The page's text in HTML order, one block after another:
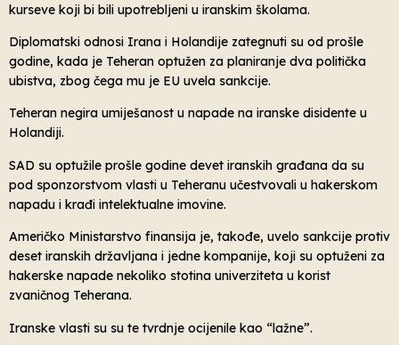
kurseve koji bi bili upotrebljeni u iranskim školama.
Diplomatski odnosi Irana i Holandije zategnuti su od prošle
godine, kada je Teheran optužen za planiranje dva politička
ubistva, zbog čega mu je EU uvela sankcije.
Teheran negira umiješanost u napade na iranske disidente u
Holandiji.
SAD su optužile prošle godine devet iranskih građana da su
pod sponzorstvom vlasti u Teheranu učestvovali u hakerskom
napadu i krađi intelektualne imovine.
Američko Ministarstvo finansija je, takođe, uvelo sankcije protiv
deset iranskih državljana i jedne kompanije, koji su optuženi za
hakerske napade nekoliko stotina univerziteta u korist
zvaničnog Teherana.
Iranske vlasti su su te tvrdnje ocijenile kao “lažne”.